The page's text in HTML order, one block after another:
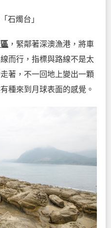
石燭台」
，緊鄰著深澳漁港，將車
而行，指標與路線不是太
著，不一回地上變出一顆
種來到月球表面的感覺。